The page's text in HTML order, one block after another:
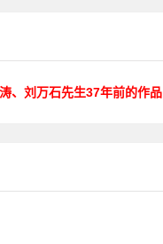
、刘万石先生37年前的作品